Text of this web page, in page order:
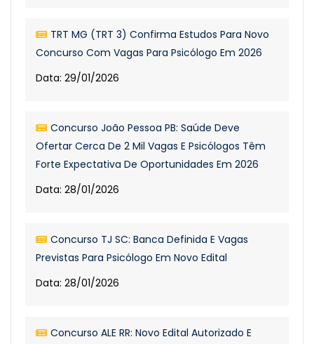
TRT MG (TRT 3) Confirma Estudos Para Novo
Concurso Com Vagas Para Psicólogo Em 2026
Data: 29/01/2026
Concurso João Pessoa PB: Saúde Deve
Ofertar Cerca De 2 Mil Vagas E Psicólogos Têm
Forte Expectativa De Oportunidades Em 2026
Data: 28/01/2026
Concurso TJ SC: Banca Definida E Vagas
Previstas Para Psicólogo Em Novo Edital
Data: 28/01/2026
Concurso ALE RR: Novo Edital Autorizado E